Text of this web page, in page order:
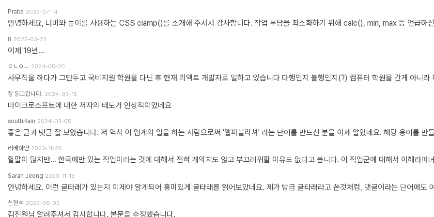
Praba 2025-07-14
8 2025-03-22
이제 19년...
ㅇㄴㅇㄴ 2024-05-20
잘 읽고갑니다. 2024-03-15
마이크로소프트에 대한 저자의 태도가 인상적이었네요
southRain 2024-03-05
리베하얀 2023-11-26
Sarah Jeong 2023-11-13
신현석 2023-06-03
김진원님 알려주셔서 감사합니다. 본문을 수정했습니다.